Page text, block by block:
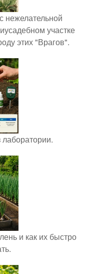
нежелательной
участке
этих "Врагов".
и как их быстро